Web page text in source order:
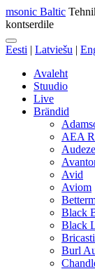
msonic Baltic
kontserdile
Eesti | Latviešu |
Avaleht
Stuudio
Live
Brändid
AEA
Audeze
Avid
Aviom
Black
Black
Burl